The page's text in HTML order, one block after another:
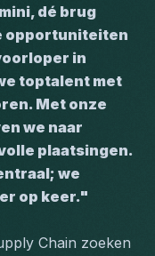
dé brug
opportuniteiten
in
toptalent met
Met onze
we naar
plaatsingen.
we
op keer."
Chain zoeken